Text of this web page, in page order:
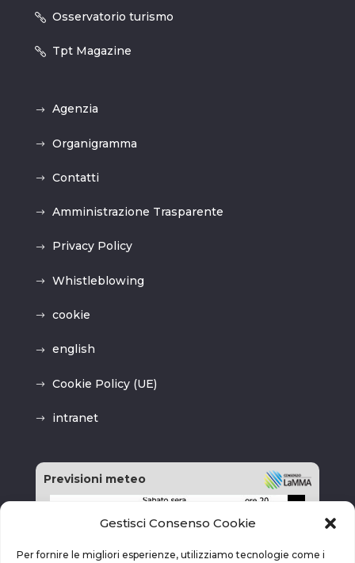
Gestisci Consenso Cookie
Per fornire le migliori esperienze, utilizziamo tecnologie come i
Osservatorio turismo
Tpt Magazine
Agenzia
Organigramma
Contatti
Amministrazione Trasparente
Privacy Policy
Whistleblowing
cookie
english
Cookie Policy (UE)
intranet
Previsioni meteo